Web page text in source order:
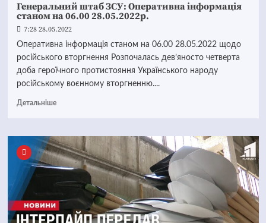
Генеральний штаб ЗСУ: Оперативна інформація
станом на 06.00 28.05.2022р.
7:28 28.05.2022
Оперативна інформація станом на 06.00 28.05.2022 щодо
російського вторгнення Розпочалась дев’яносто четверта
доба героїчного протистояння Українського народу
російському воєнному вторгненню....
Детальніше